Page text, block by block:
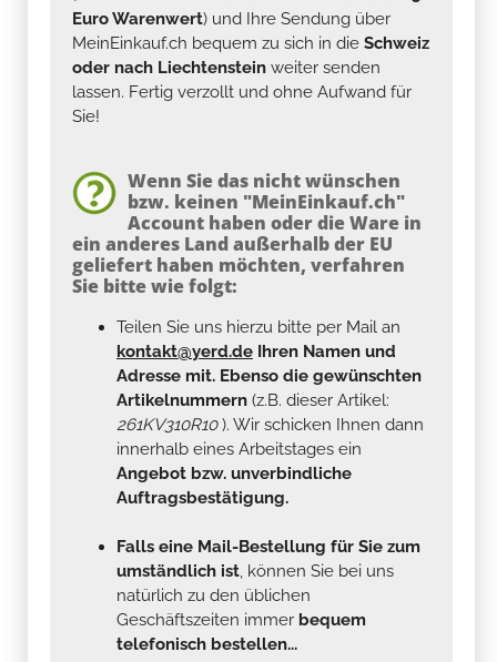
Euro Warenwert) und Ihre Sendung über
MeinEinkauf.ch bequem zu sich in die Schweiz
oder nach Liechtenstein weiter senden
lassen. Fertig verzollt und ohne Aufwand für
Sie!
Wenn Sie das nicht wünschen
bzw. keinen "MeinEinkauf.ch"
Account haben oder die Ware in
ein anderes Land außerhalb der EU
geliefert haben möchten, verfahren
Sie bitte wie folgt:
Teilen Sie uns hierzu bitte per Mail an
kontakt@yerd.de Ihren Namen und
Adresse mit. Ebenso die gewünschten
Artikelnummern (z.B. dieser Artikel:
261KV310R10). Wir schicken Ihnen dann
innerhalb eines Arbeitstages ein
Angebot bzw. unverbindliche
Auftragsbestätigung.
Falls eine Mail-Bestellung für Sie zum
umständlich ist, können Sie bei uns
natürlich zu den üblichen
Geschäftszeiten immer bequem
telefonisch bestellen...